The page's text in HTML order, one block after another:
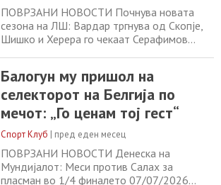
ПОВРЗАНИ НОВОСТИ Почнува новата
сезона на ЛШ: Вардар тргнува од Скопје,
Шишко и Херера го чекаат Серафимов
медиуми удрија по селекторот и Роналдо:
Ужас, его и ароганција 07/07/2026
Белгијците му се потсмеваа на Трамп
07/07/2026
Балогун му пришол на
селекторот на Белгија по
мечот: „Го ценам тој гест“
Спорт Клуб | пред еден месец
ПОВРЗАНИ НОВОСТИ Денеска на
Мундијалот: Меси против Салах за
пласман во 1/4 финалето 07/07/2026